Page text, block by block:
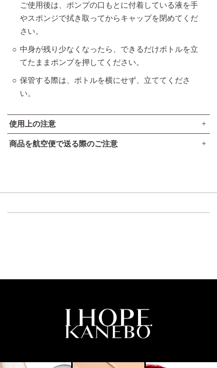
ご使用後は、ポンプの口もとに付着している液を手
やスポンジで拭き取ってからキャップを閉めてくだ
さい。
中身が残り少なくなったら、できるだけボトルを立
てたままポンプを押してください。
保管する際は、ボトルを横にせず、立ててくださ
い。
使用上の注意
ださい。
子供や認知症の方などの誤飲等を防ぐため、置き場所にご注
極端に温度の高い所や低い所、直射日光のあたる場所には置
商品を航空便で送る際のご注意
アルコール24％以下
可燃性固体に該当しない​